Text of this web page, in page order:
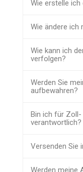
Wie erstelle ich
Wie ändere ich
Wie kann ich
verfolgen?
Werden Sie
aufbewahren?
Bin ich für
verantwortlich?
Versenden Sie
Werden meine